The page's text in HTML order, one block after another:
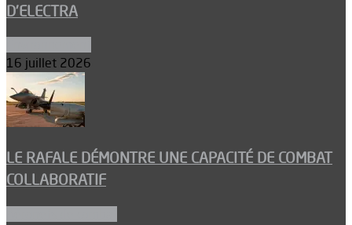
D’ELECTRA
16 juillet 2026
LE RAFALE DÉMONTRE UNE CAPACITÉ DE COMBAT
COLLABORATIF